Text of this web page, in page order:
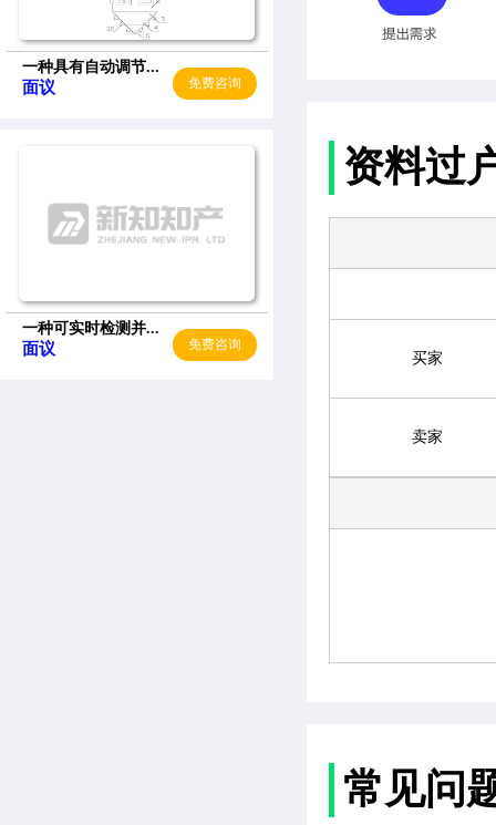
一种具有自动调节...
面议 免费咨询
一种可实时检测并...
面议 免费咨询
资料过
买家
卖家
常见问